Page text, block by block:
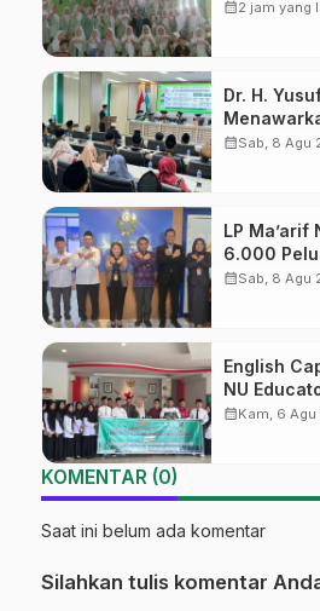
Gembong
calendar_month2 jam yang
Dr. H.
calendar_monthSab, 8 Agu
LP Ma’arif
6.000
Sertifikasi
calendar_monthSab, 8 Agu
English
NU
Tengah
calendar_monthKam, 6
KOMENTAR (0)
Saat ini belum ada komentar
Silahkan tulis komentar